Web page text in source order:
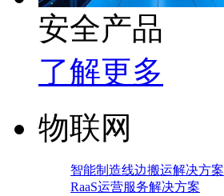
安全产品
了解更多
物联网
智能制造线边搬运解决方案
RaaS运营服务解决方案